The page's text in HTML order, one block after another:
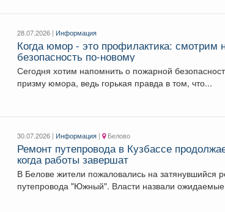
28.07.2026 | Информация
Когда юмор - это профилактика: смотрим
безопасность по-новому
Сегодня хотим напомнить о пожарной
призму юмора, ведь горькая правда в том, что...
30.07.2026 | Информация | Белово
Ремонт путепровода в Кузбассе
когда работы завершат
В Белове жители пожаловались на затянувшийся
путепровода "Южный". Власти назвали ожидаемые